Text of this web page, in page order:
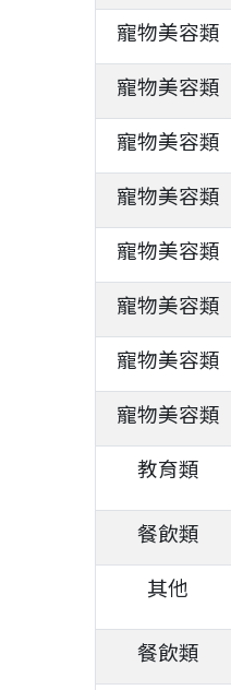
寵物美容類
寵物美容類
寵物美容類
寵物美容類
寵物美容類
寵物美容類
寵物美容類
寵物美容類
教育類
餐飲類
其他
餐飲類